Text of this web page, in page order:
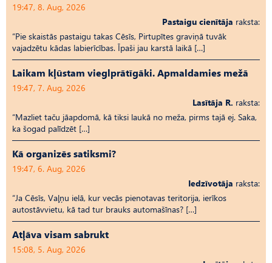
19:47, 8. Aug, 2026
Pastaigu cienītāja raksta:
“Pie skaistās pastaigu takas Cēsīs, Pirtupītes graviņā tuvāk
vajadzētu kādas labierīcības. Īpaši jau karstā laikā […]
Laikam kļūstam vieglprātīgāki. Apmaldamies mežā
19:47, 7. Aug, 2026
Lasītāja R. raksta:
“Mazliet taču jāapdomā, kā tiksi laukā no meža, pirms tajā ej. Saka,
ka šogad palīdzēt […]
Kā organizēs satiksmi?
19:47, 6. Aug, 2026
Iedzīvotāja raksta:
“Ja Cēsīs, Vaļņu ielā, kur vecās pienotavas teritorija, ierīkos
autostāvvietu, kā tad tur brauks automašīnas? […]
Atļāva visam sabrukt
15:08, 5. Aug, 2026